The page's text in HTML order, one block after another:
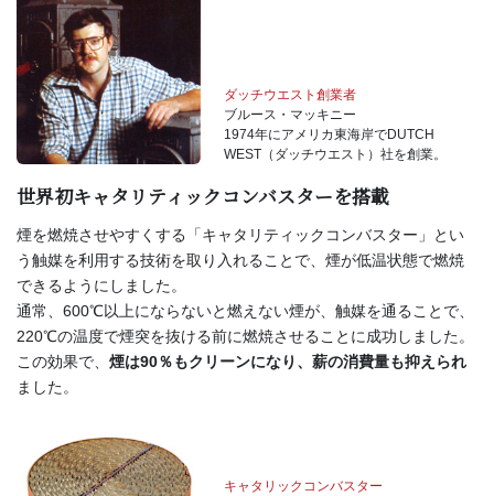
ダッチウエスト創業者
ブルース・マッキニー
1974年にアメリカ東海岸でDUTCH
WEST（ダッチウエスト）社を創業。
世界初キャタリティックコンバスターを搭載
煙を燃焼させやすくする「キャタリティックコンバスター」とい
う触媒を利用する技術を取り入れることで、煙が低温状態で燃焼
できるようにしました。
通常、600℃以上にならないと燃えない煙が、触媒を通ることで、
220℃の温度で煙突を抜ける前に燃焼させることに成功しました。
この効果で、 煙は90％もクリーンになり、薪の消費量も抑えられ
ました。
キャタリックコンバスター